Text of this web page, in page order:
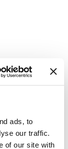
ads, to
our traffic.
of our site with